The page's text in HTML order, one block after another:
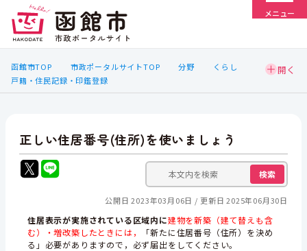
メニュー
函館市TOP 市政ポータルサイトTOP 分野
くらし
戸籍・住民記録・印鑑登録
正しい住居番号(住所)を使いましょう
検索
公開日 2023年03月06日 更新日 2025年06月30日
住居表示が実施されている区域内に建物を新築（建て替えも含
む）・増改築したときには，
「新たに住居番号（住所）を決め
る」必要がありますので，必ず届出をしてください。